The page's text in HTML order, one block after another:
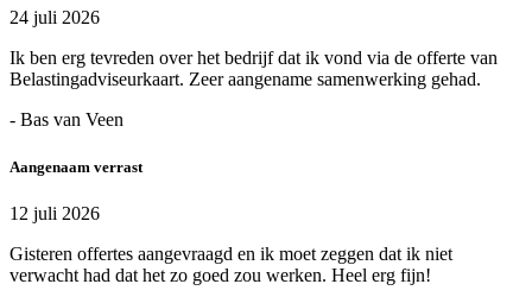
24 juli 2026
Ik ben erg tevreden over het bedrijf dat ik vond via de offerte van
Belastingadviseurkaart. Zeer aangename samenwerking gehad.
- Bas van Veen
Aangenaam verrast
12 juli 2026
Gisteren offertes aangevraagd en ik moet zeggen dat ik niet
verwacht had dat het zo goed zou werken. Heel erg fijn!